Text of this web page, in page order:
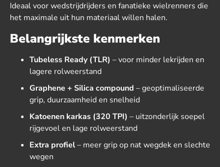
Ideaal voor wedstrijdrijders en fanatieke wielrenners die
het maximale uit hun materiaal willen halen.
Belangrijkste kenmerken
Tubeless Ready (TLR) – voor minder lekrijden en
lagere rolweerstand
Graphene + Silica compound – geoptimaliseerde
grip, duurzaamheid en snelheid
Katoenen karkas (320 TPI) – uitzonderlijk soepel
rijgevoel en lage rolweerstand
Extra profiel– meer grip op nat wegdek en slechte
wegen